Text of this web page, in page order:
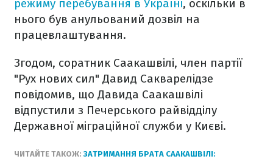
режиму перебування в Україні, оскільки в
нього був анульований дозвіл на
працевлаштування.
Згодом, соратник Саакашвілі, член партії
"Рух нових сил" Давид Сакварелідзе
повідомив, що Давида Саакашвілі
відпустили з Печерського райвідділу
Державної міграційної служби у Києві.
ЧИТАЙТЕ ТАКОЖ:ЗАТРИМАННЯ БРАТА СААКАШВІЛІ: